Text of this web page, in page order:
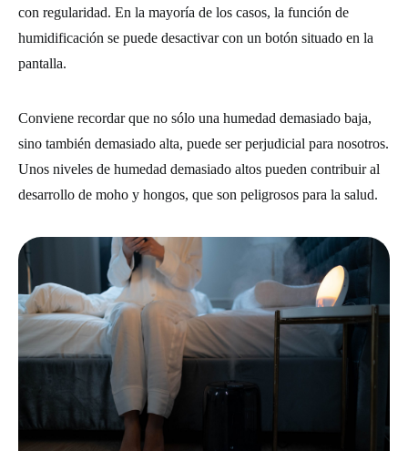
con regularidad. En la mayoría de los casos, la función de
humidificación se puede desactivar con un botón situado en la
pantalla.
Conviene recordar que no sólo una humedad demasiado baja,
sino también demasiado alta, puede ser perjudicial para nosotros.
Unos niveles de humedad demasiado altos pueden contribuir al
desarrollo de moho y hongos, que son peligrosos para la salud.